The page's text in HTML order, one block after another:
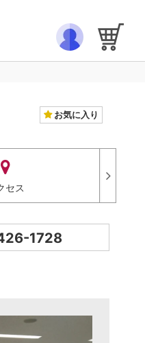
お気に入り
セス
1728